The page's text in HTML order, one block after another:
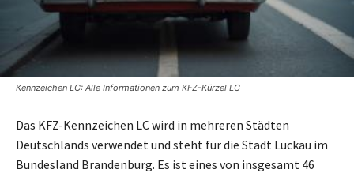
Kennzeichen LC: Alle Informationen zum KFZ-Kürzel LC
Das KFZ-Kennzeichen LC wird in mehreren Städten
Deutschlands verwendet und steht für die Stadt Luckau im
Bundesland Brandenburg. Es ist eines von insgesamt 46